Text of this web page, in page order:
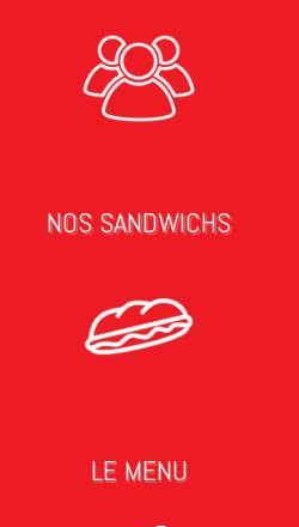
NOS SANDWICHS
LE MENU